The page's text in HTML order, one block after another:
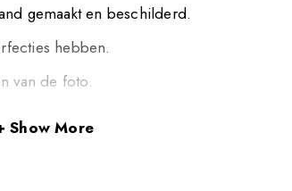
gemaakt en beschilderd.
hebben.
van de foto.
Show More